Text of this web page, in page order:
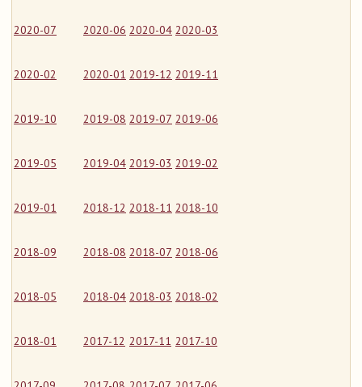
2020-07 2020-06 2020-04 2020-03
2020-02 2020-01 2019-12 2019-11
2019-10 2019-08 2019-07 2019-06
2019-05 2019-04 2019-03 2019-02
2019-01 2018-12 2018-11 2018-10
2018-09 2018-08 2018-07 2018-06
2018-05 2018-04 2018-03 2018-02
2018-01 2017-12 2017-11 2017-10